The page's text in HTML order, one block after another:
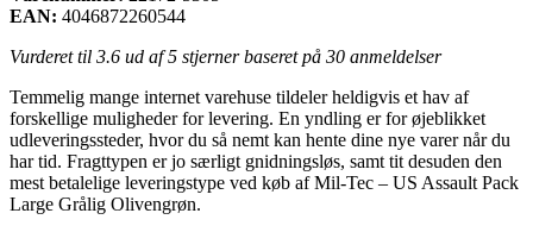
EAN: 4046872260544
Vurderet til 3.6 ud af 5 stjerner baseret på 30 anmeldelser
Temmelig mange internet varehuse tildeler heldigvis et hav af
forskellige muligheder for levering. En yndling er for øjeblikket
udleveringssteder, hvor du så nemt kan hente dine nye varer når du
har tid. Fragttypen er jo særligt gnidningsløs, samt tit desuden den
mest betalelige leveringstype ved køb af Mil-Tec – US Assault Pack
Large Grålig Olivengrøn.